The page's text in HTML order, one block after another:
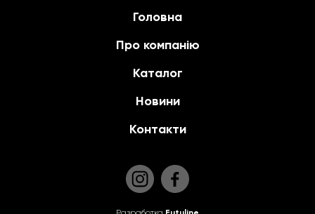
Головна
Про компанію
Каталог
Новини
Контакти